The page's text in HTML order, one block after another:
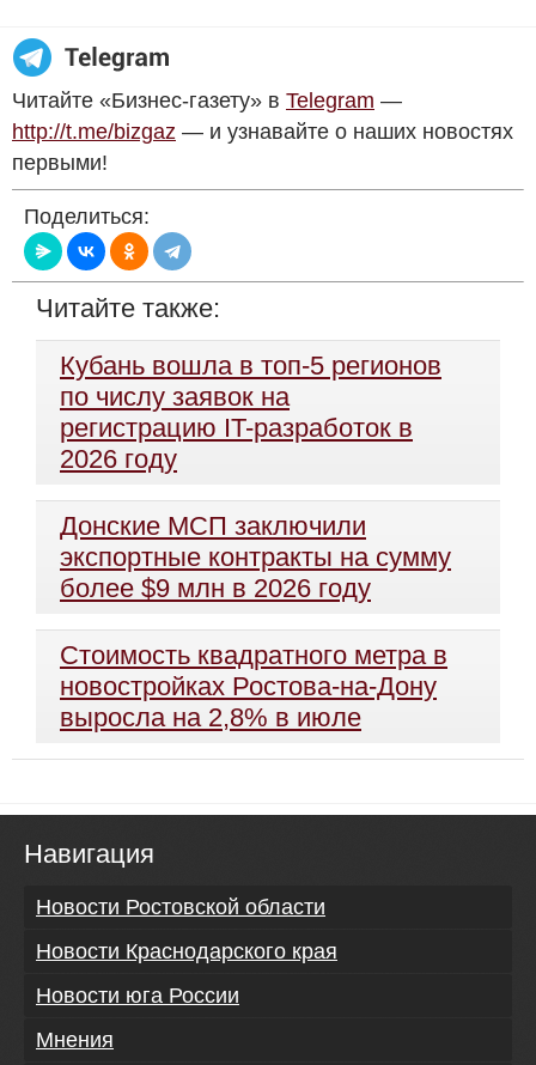
Читайте «Бизнес-газету» в Telegram —
http://t.me/bizgaz — и узнавайте о наших новостях
первыми!
Поделиться:
Читайте также:
Кубань вошла в топ-5 регионов
по числу заявок на
регистрацию IT-разработок в
2026 году
Донские МСП заключили
экспортные контракты на сумму
более $9 млн в 2026 году
Стоимость квадратного метра в
новостройках Ростова-на-Дону
выросла на 2,8% в июле
Навигация
Новости Ростовской области
Новости Краснодарского края
Новости юга России
Мнения